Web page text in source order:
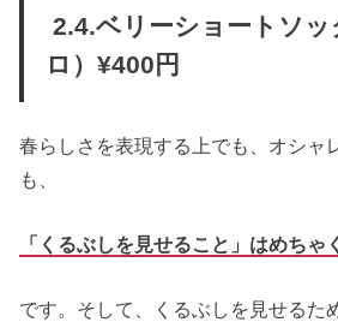
2.4.ベリーショートソッ
ロ）¥400円
春らしさを表現する上でも、オシャ
も、
「くるぶしを見せること」 はめちゃ
です。そして、くるぶしを見せるた